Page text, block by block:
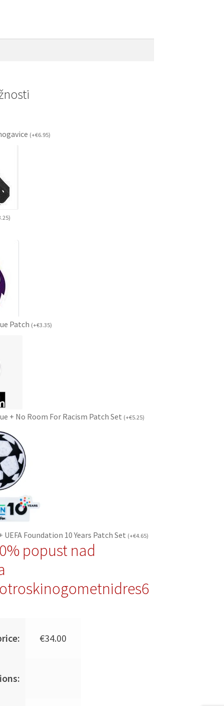
(+€6.95)
)
Patch (+€3.35)
+ No Room For Racism Patch Set (+€5.25)
UEFA Foundation 10 Years Patch Set (+€4.65)
popust nad
€34.00